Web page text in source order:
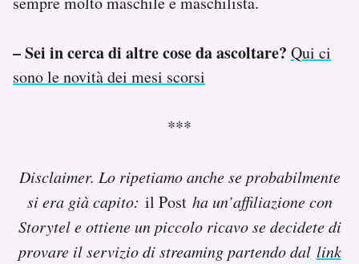
–Sei in cerca di altre cose da ascoltare? Qui ci
sono le novità dei mesi scorsi
***
Disclaimer. Lo ripetiamo anche se probabilmente
si era già capito: il Postha un’affiliazione con
Storytel e ottiene un piccolo ricavo se decidete di
provare il servizio di streaming partendo dal link